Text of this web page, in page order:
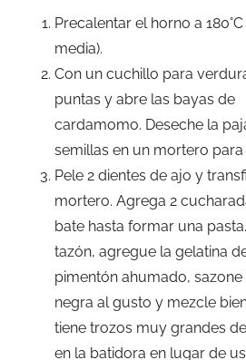
Precalentar el horno a
media).
Con un cuchillo para
puntas y abre las bayas de
cardamomo. Deseche la
semillas en un mortero para
Pele 2 dientes de ajo y
mortero. Agrega 2
bate hasta formar una
tazón, agregue la gelatina
pimentón ahumado,
negra al gusto y mezcle
tiene trozos muy grandes
en la batidora en lugar de